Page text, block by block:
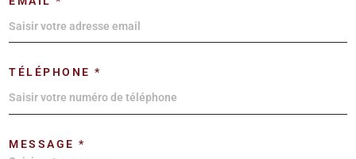
TÉLÉPHONE *
MESSAGE *